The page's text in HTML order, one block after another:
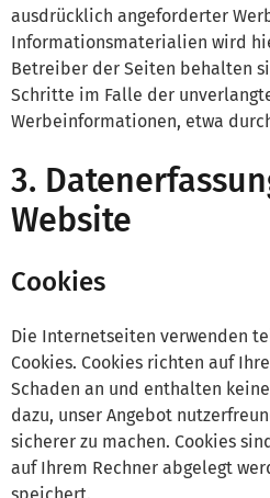
ausdrücklich angeforderter
Informationsmaterialien wird
Betreiber der Seiten behalten
Schritte im Falle der
Werbeinformationen, etwa
3.
Website
Cookies
Die Internetseiten verwenden
Cookies. Cookies richten auf
Schaden an und enthalten
dazu, unser Angebot
sicherer zu machen. Cookies
auf Ihrem Rechner abgelegt